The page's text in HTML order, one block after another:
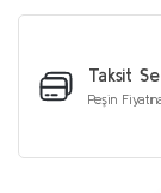
Taksit
Peşin